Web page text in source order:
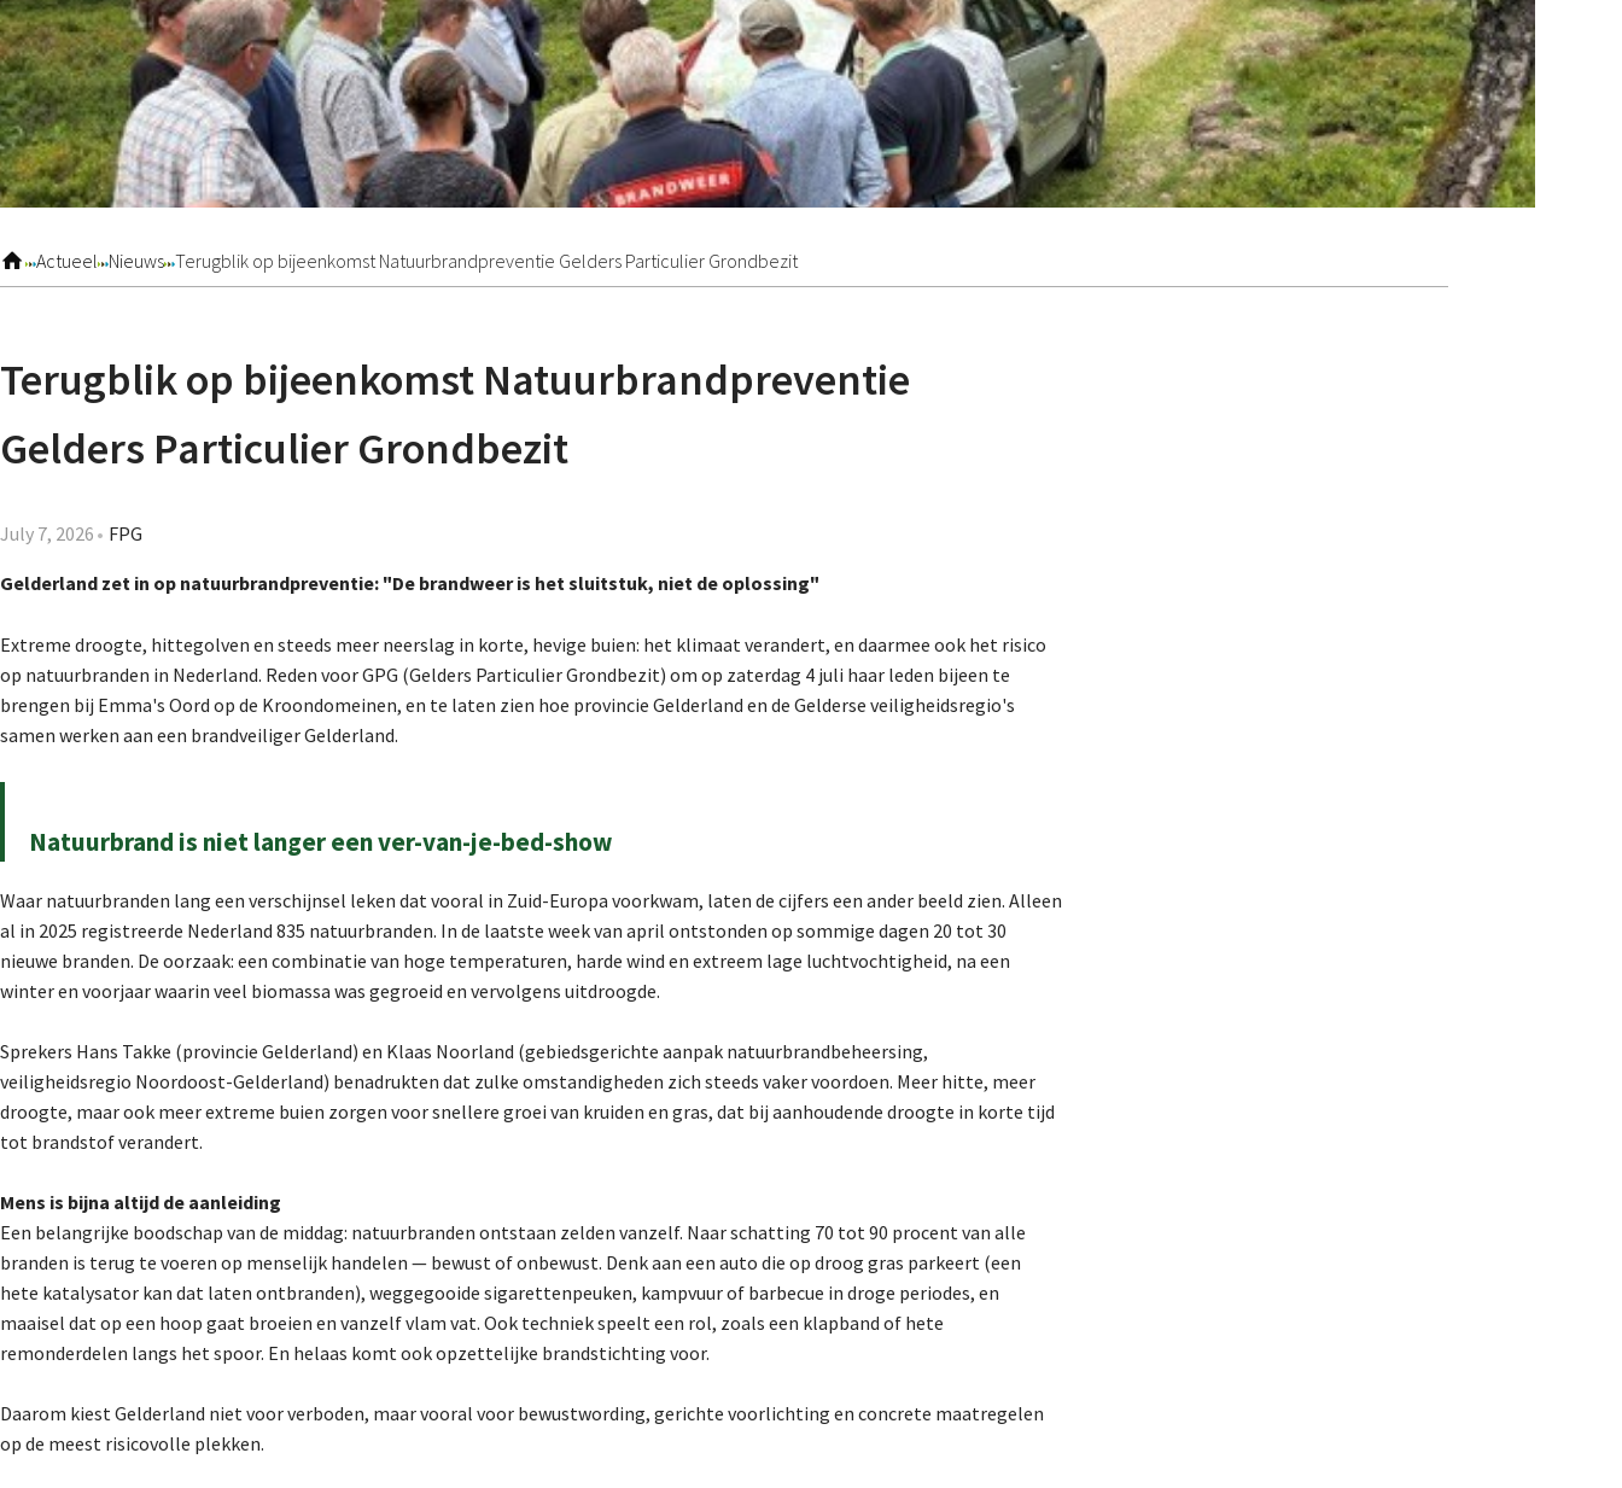
Actueel Nieuws Terugblik op bijeenkomst Natuurbrandpreventie Gelders Particulier Grondbezit
Terugblik op bijeenkomst Natuurbrandpreventie
Gelders Particulier Grondbezit
July 7, 2026 FPG
Gelderland zet in op natuurbrandpreventie: "De brandweer is het sluitstuk, niet de oplossing"
Extreme droogte, hittegolven en steeds meer neerslag in korte, hevige buien: het klimaat verandert, en daarmee ook het risico
op natuurbranden in Nederland. Reden voor GPG (Gelders Particulier Grondbezit) om op zaterdag 4 juli haar leden bijeen te
brengen bij Emma's Oord op de Kroondomeinen, en te laten zien hoe provincie Gelderland en de Gelderse veiligheidsregio's
samen werken aan een brandveiliger Gelderland.
Natuurbrand is niet langer een ver-van-je-bed-show
Waar natuurbranden lang een verschijnsel leken dat vooral in Zuid-Europa voorkwam, laten de cijfers een ander beeld zien. Alleen
al in 2025 registreerde Nederland 835 natuurbranden. In de laatste week van april ontstonden op sommige dagen 20 tot 30
nieuwe branden. De oorzaak: een combinatie van hoge temperaturen, harde wind en extreem lage luchtvochtigheid, na een
winter en voorjaar waarin veel biomassa was gegroeid en vervolgens uitdroogde.
Sprekers Hans Takke (provincie Gelderland) en Klaas Noorland (gebiedsgerichte aanpak natuurbrandbeheersing,
veiligheidsregio Noordoost-Gelderland) benadrukten dat zulke omstandigheden zich steeds vaker voordoen. Meer hitte, meer
droogte, maar ook meer extreme buien zorgen voor snellere groei van kruiden en gras, dat bij aanhoudende droogte in korte tijd
tot brandstof verandert.
Mens is bijna altijd de aanleiding
Een belangrijke boodschap van de middag: natuurbranden ontstaan zelden vanzelf. Naar schatting 70 tot 90 procent van alle
branden is terug te voeren op menselijk handelen — bewust of onbewust. Denk aan een auto die op droog gras parkeert (een
hete katalysator kan dat laten ontbranden), weggegooide sigarettenpeuken, kampvuur of barbecue in droge periodes, en
maaisel dat op een hoop gaat broeien en vanzelf vlam vat. Ook techniek speelt een rol, zoals een klapband of hete
remonderdelen langs het spoor. En helaas komt ook opzettelijke brandstichting voor.
Daarom kiest Gelderland niet voor verboden, maar vooral voor bewustwording, gerichte voorlichting en concrete maatregelen
op de meest risicovolle plekken.
Agenda
Nieuwsbrief
About us